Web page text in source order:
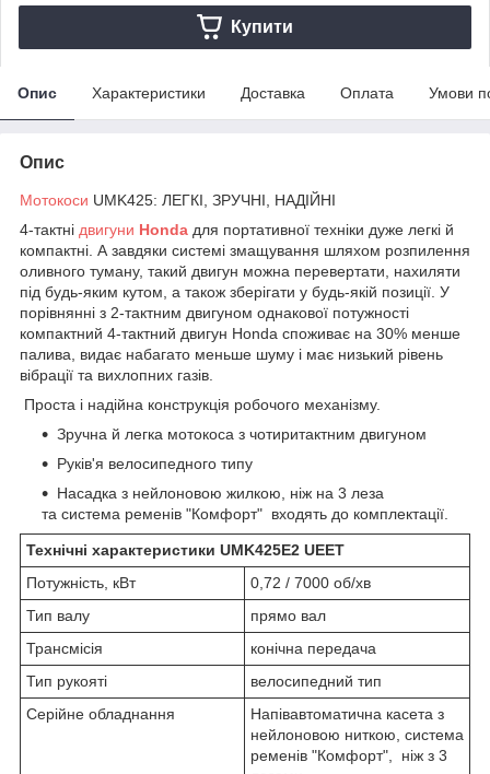
Купити
Опис Характеристики Доставка Оплата Умови
Опис
Мотокоси UMK425: ЛЕГКІ, ЗРУЧНІ, НАДІЙНІ
4-тактні двигуни Honda для портативної техніки дуже легкі й
компактні. А завдяки системі змащування шляхом розпилення
оливного туману, такий двигун можна перевертати, нахиляти
під будь-яким кутом, а також зберігати у будь-якій позиції. У
порівнянні з 2-тактним двигуном однакової потужності
компактний 4-тактний двигун Honda споживає на 30% менше
палива, видає набагато меньше шуму і має низький рівень
вібрації та вихлопних газів.
Проста і надійна конструкція робочого механізму.
Зручна й легка мотокоса з чотиритактним двигуном
Руків'я велосипедного типу
Насадка з нейлоновою жилкою, ніж на 3 леза
та система ременів "Комфорт" входять до комплектації.
Технічні характеристики UMK425E2 UEET
Потужність, кВт
0,72 / 7000 об/хв
Тип валу
прямо вал
Трансмісія
конічна передача
Тип рукояті
велосипедний тип
Серійне обладнання
Напівавтоматична касета з
нейлоновою ниткою, система
ременів "Комфорт", ніж з 3